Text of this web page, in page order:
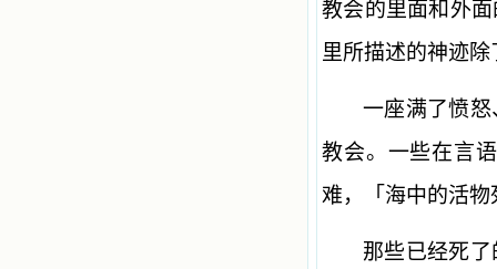
教会的里面和外
里所描述的神迹
一座满了愤
教会。一些在言
难，「海中的活
那些已经死